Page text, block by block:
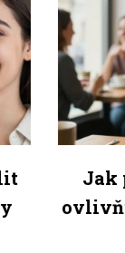
Jak